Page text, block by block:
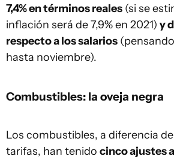
7,4% en términos reales (si se
inflación será de 7,9% en 2021) y
respecto a los salarios
hasta noviembre).
Combustibles: la oveja negra
Los combustibles, a diferencia
tarifas, han tenido cinco ajustes